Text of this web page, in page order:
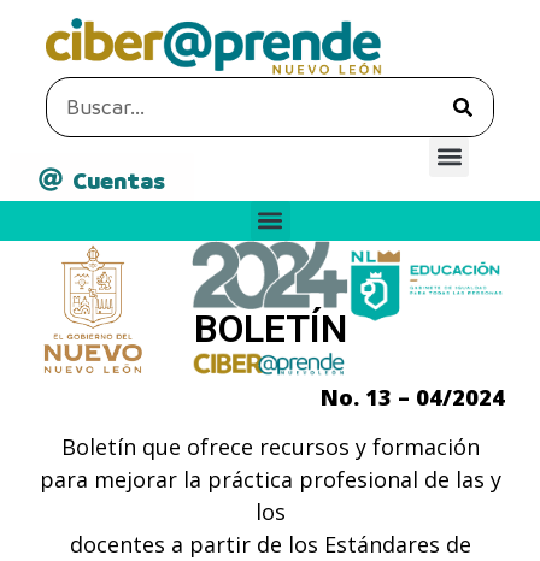
Cuentas
BOLETÍN
No. 13 – 04/2024
Boletín que ofrece recursos y formación
para mejorar la práctica profesional de las y
los
docentes a partir de los Estándares de